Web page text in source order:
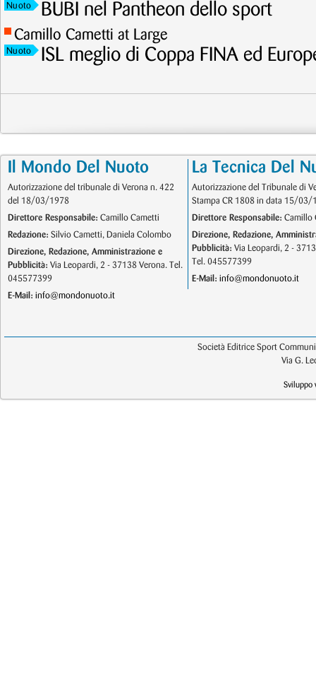
Nuoto BUBI nel Pantheon dello sport
Camillo Cametti at Large
Nuoto ISL meglio di Coppa FINA ed
Il Mondo Del Nuoto
Autorizzazione del tribunale di Verona n. 422
del 18/03/1978
Direttore Responsabile: Camillo Cametti
Redazione: Silvio Cametti, Daniela Colombo
Direzione, Redazione, Amministrazione e
Pubblicità: Via Leopardi, 2 - 37138 Verona. Tel.
045577399
E-Mail: info@mondonuoto.it
La Tecnica Del
Autorizzazione del Tribunale di
Stampa CR 1808 in data 15/03/
Direttore Responsabile: Camillo
Direzione, Redazione,
Pubblicità: Via Leopardi, 2 -
Tel. 045577399
E-Mail: info@mondonuoto.it
Società Editrice Sport
Via G.
Sviluppo